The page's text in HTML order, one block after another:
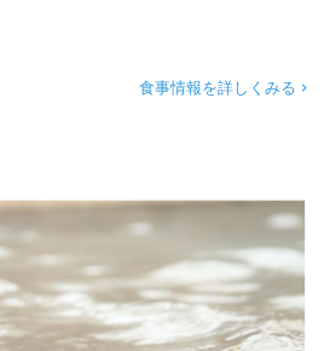
食事情報を詳しくみる